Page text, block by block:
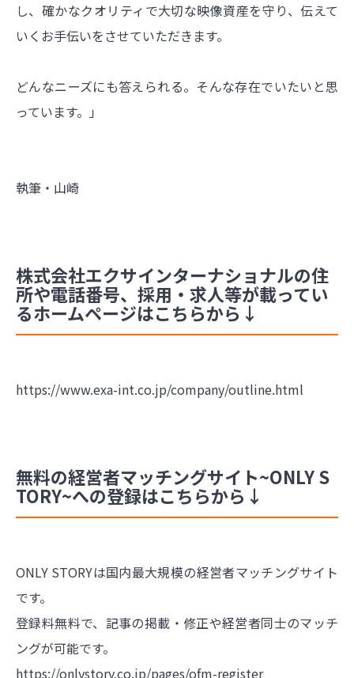
し、確かなクオリティで大切な映像資産を守り、伝えて
いくお手伝いをさせていただきます。
どんなニーズにも答えられる。そんな存在でいたいと思
っています。」
執筆・山崎
株式会社エクサインターナショナルの住
所や電話番号、採用・求人等が載ってい
るホームページはこちらから↓
https://www.exa-int.co.jp/company/outline.html
無料の経営者マッチングサイト~ONLY S
TORY~への登録はこちらから↓
ONLY STORYは国内最大規模の経営者マッチングサイト
です。
登録料無料で、記事の掲載・修正や経営者同士のマッチ
ングが可能です。
https://onlystory.co.jp/pages/ofm-register